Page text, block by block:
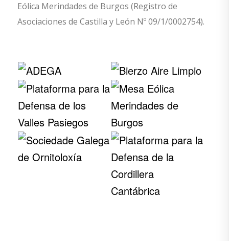
Eólica Merindades de Burgos (Registro de
Asociaciones de Castilla y León Nº 09/1/0002754).